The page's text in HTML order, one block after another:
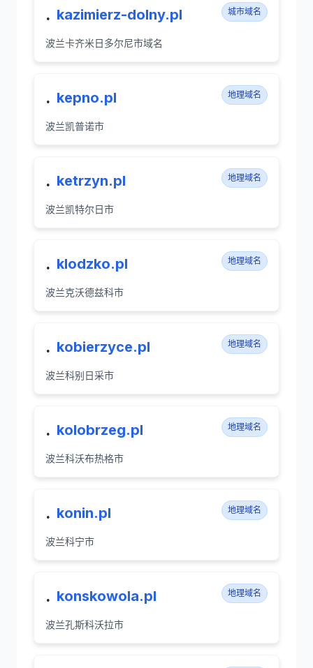
. kazimierz-dolny.pl 城市域名
波兰卡齐米日多尔尼市域名
. kepno.pl 地理域名
波兰凯普诺市
. ketrzyn.pl 地理域名
波兰凯特尔日市
. klodzko.pl 地理域名
波兰克沃德兹科市
. kobierzyce.pl 地理域名
波兰科别日采市
. kolobrzeg.pl 地理域名
波兰科沃布热格市
. konin.pl 地理域名
波兰科宁市
. konskowola.pl 地理域名
波兰孔斯科沃拉市